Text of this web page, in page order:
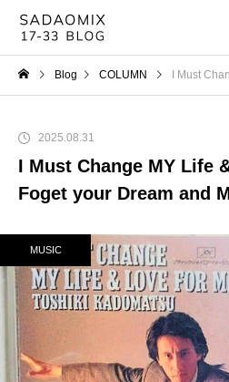
Blog COLUMN I Must Change MY
2025.08.31
I Must Change MY Life
Foget your Dream and
MUSIC